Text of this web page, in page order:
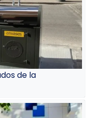
de la